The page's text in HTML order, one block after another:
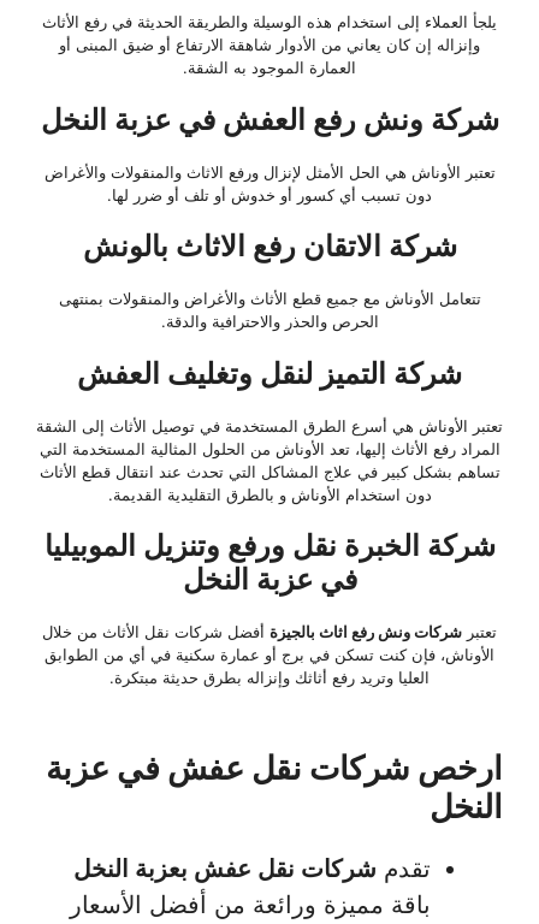
يلجأ العملاء إلى استخدام هذه الوسيلة والطريقة الحديثة في رفع الأثاث
وإنزاله إن كان يعاني من الأدوار شاهقة الارتفاع أو ضيق المبنى أو
العمارة الموجود به الشقة.
شركة ونش رفع العفش في عزبة النخل
تعتبر الأوناش هي الحل الأمثل لإنزال ورفع الاثاث والمنقولات والأغراض
دون تسبب أي كسور أو خدوش أو تلف أو ضرر لها.
شركة الاتقان رفع الاثاث بالونش
تتعامل الأوناش مع جميع قطع الأثاث والأغراض والمنقولات بمنتهى
الحرص والحذر والاحترافية والدقة.
شركة التميز لنقل وتغليف العفش
تعتبر الأوناش هي أسرع الطرق المستخدمة في توصيل الأثاث إلى الشقة
المراد رفع الأثاث إليها، تعد الأوناش من الحلول المثالية المستخدمة التي
تساهم بشكل كبير في علاج المشاكل التي تحدث عند انتقال قطع الأثاث
دون استخدام الأوناش و بالطرق التقليدية القديمة.
شركة الخبرة نقل ورفع وتنزيل الموبيليا
في عزبة النخل
تعتبر شركات ونش رفع اثاث بالجيزة أفضل شركات نقل الأثاث من خلال
الأوناش، فإن كنت تسكن في برج أو عمارة سكنية في أي من الطوابق
العليا وتريد رفع أثاثك وإنزاله بطرق حديثة مبتكرة.
ارخص شركات نقل عفش في عزبة
النخل
تقدم شركات نقل عفش بعزبة النخل
باقة مميزة ورائعة من أفضل الأسعار